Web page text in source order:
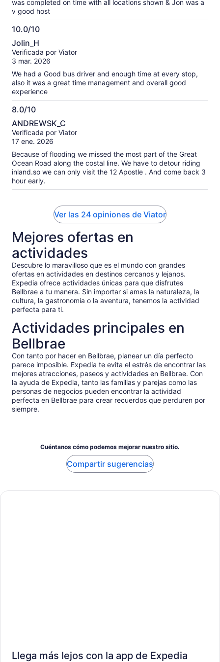
was completed on time with all locations shown & Jon was a
v good host
10.0/10
10.0
de
10
Jolin_H
Verificada por Viator
3 mar. 2026
We had a Good bus driver and enough time at every stop,
also it was a great time management and overall good
experience
8.0/10
8.0
de
10
ANDREWSK_C
Verificada por Viator
17 ene. 2026
Because of flooding we missed the most part of the Great
Ocean Road along the costal line. We have to detour riding
inland.so we can only visit the 12 Apostle . And come back 3
hour early.
Ver las 24 opiniones de Viator
Mejores ofertas en
actividades
Descubre lo maravilloso que es el mundo con grandes
ofertas en actividades en destinos cercanos y lejanos.
Expedia ofrece actividades únicas para que disfrutes
Bellbrae a tu manera. Sin importar si amas la naturaleza, la
cultura, la gastronomía o la aventura, tenemos la actividad
perfecta para ti.
Actividades principales en
Bellbrae
Con tanto por hacer en Bellbrae, planear un día perfecto
parece imposible. Expedia te evita el estrés de encontrar las
mejores atracciones, paseos y actividades en Bellbrae. Con
la ayuda de Expedia, tanto las familias y parejas como las
personas de negocios pueden encontrar la actividad
perfecta en Bellbrae para crear recuerdos que perduren por
siempre.
Cuéntanos cómo podemos mejorar nuestro sitio.
Compartir sugerencias
Llega más lejos con la app de Expedia